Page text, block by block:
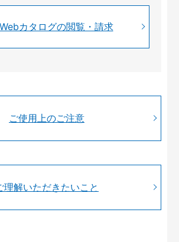
Webカタログの閲覧・請求
ご使用上のご注意
理解いただきたいこと